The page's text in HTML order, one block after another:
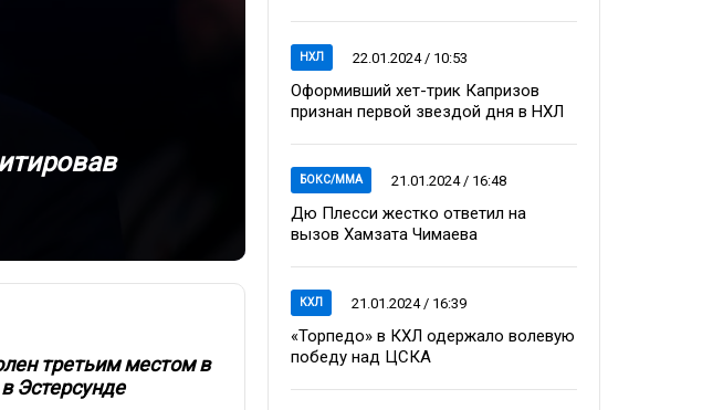
третьим местом в
Эстерсунде
НХЛ 22.01.2024 / 10:53
Оформивший хет-трик Капризов
признан первой звездой дня в НХЛ
БОКС/ММА 21.01.2024 / 16:48
Дю Плесси жестко ответил на
вызов Хамзата Чимаева
КХЛ 21.01.2024 / 16:39
«Торпедо» в КХЛ одержало волевую
победу над ЦСКА